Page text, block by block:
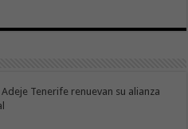
Tenerife renuevan su alianza